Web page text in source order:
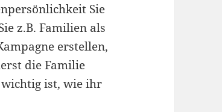
Sie
z.B. Familien als
erstellen,
die Familie
ist, wie ihr